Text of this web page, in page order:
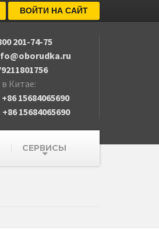
ВОЙТИ НА САЙТ
201-74-75
Китае:
+86 15684065690
+86 15684065690
СЕРВИСЫ